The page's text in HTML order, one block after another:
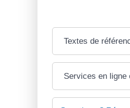
Textes de
Services en ligne